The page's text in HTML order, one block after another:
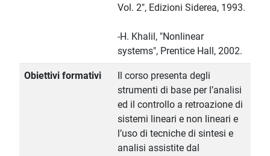
Vol. 2", Edizioni Siderea, 1993.
-H. Khalil, "Nonlinear
systems", Prentice Hall, 2002.
Obiettivi formativi
Il corso presenta degli
strumenti di base per l’analisi
ed il controllo a retroazione di
sistemi lineari e non lineari e
l’uso di tecniche di sintesi e
analisi assistite dal